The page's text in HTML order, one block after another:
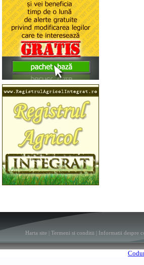
Harta site | Termeni si conditii | Informatii despre